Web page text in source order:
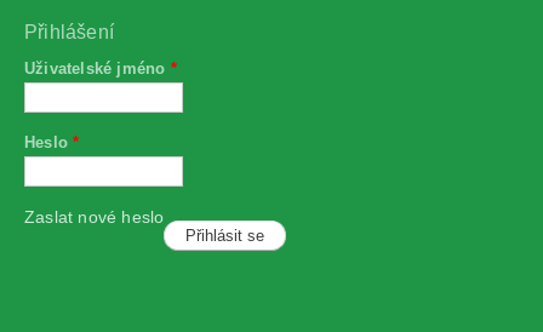
Přihlášení
Uživatelské jméno *
Heslo*
Zaslat nové heslo